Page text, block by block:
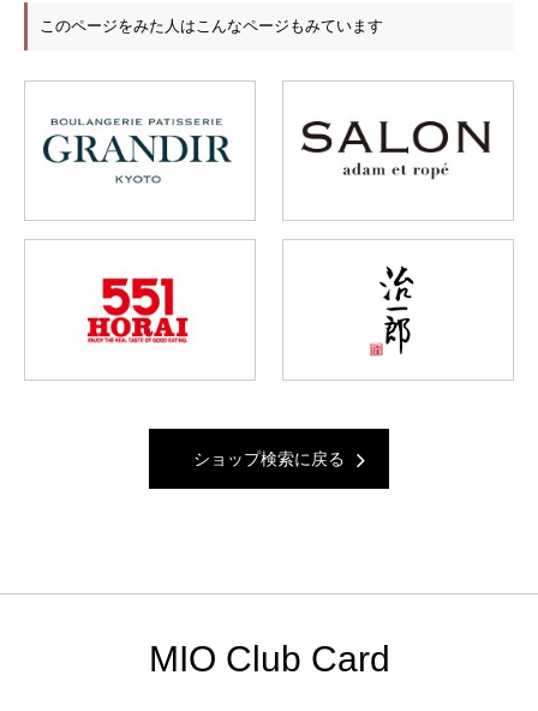
このページをみた人はこんなページもみています
ショップ検索に戻る
MIO Club Card